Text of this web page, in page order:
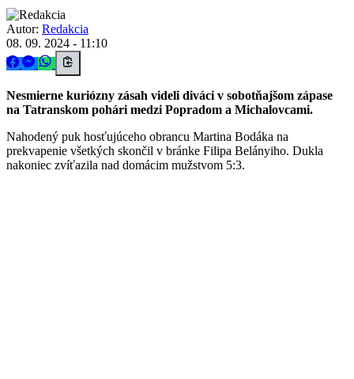
Autor: Redakcia
08. 09. 2024 - 11:10
Nesmierne kuriózny zásah videli diváci v sobotňajšom zápase
na Tatranskom pohári medzi Popradom a Michalovcami.
Nahodený puk hosťujúceho obrancu Martina Bodáka na
prekvapenie všetkých skončil v bránke Filipa Belányiho. Dukla
nakoniec zvíťazila nad domácim mužstvom 5:3.